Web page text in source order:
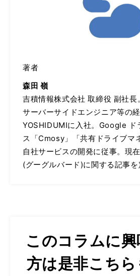
著者
森田 嶺
吉積情報株式会社 取締役 副社長
サーバーサイドエンジニア等の経
YOSHIDUMIに入社。Google ド
ス「Cmosy」「共有ドライブマ
自社サービスの開発に従事。現
(グーグルバード)に関する記事を
このコラムに
方は是非こちら